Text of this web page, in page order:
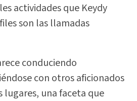
actividades que Keydy
son las llamadas
conduciendo
con otros aficionados
una faceta que